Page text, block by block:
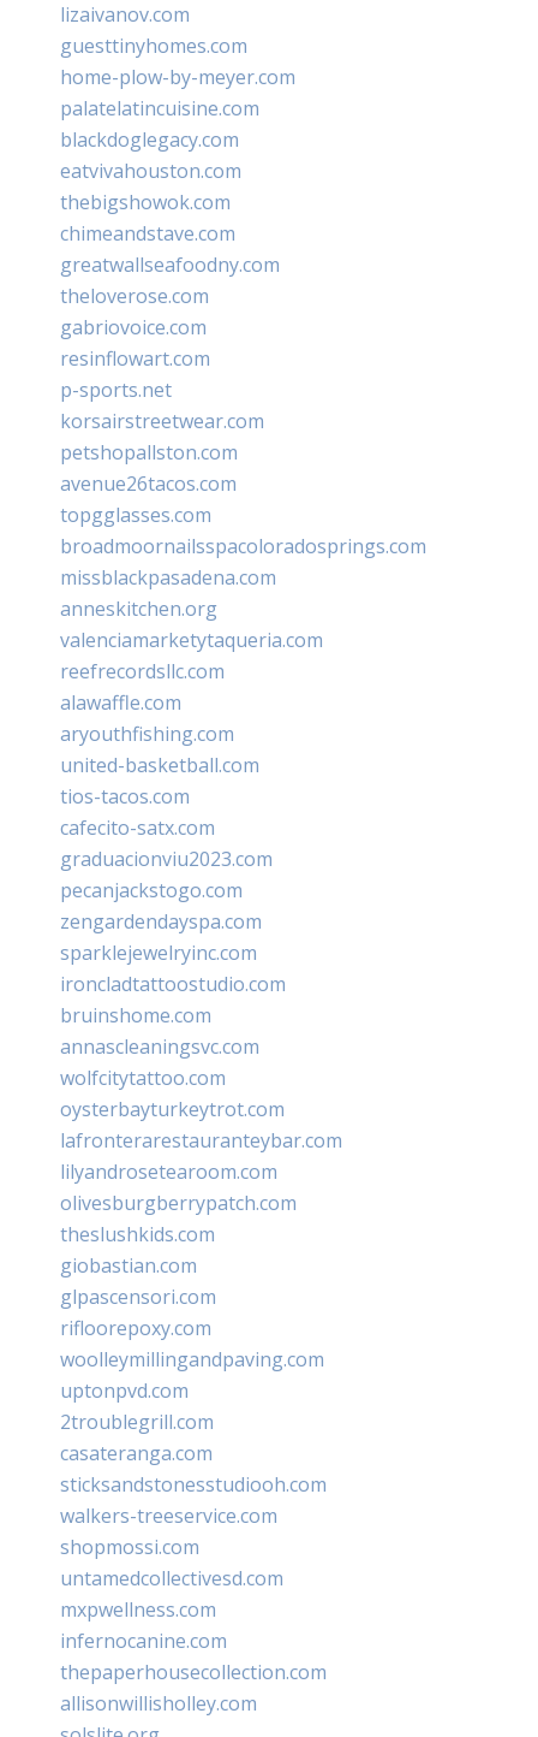
lizaivanov.com
guesttinyhomes.com
home-plow-by-meyer.com
palatelatincuisine.com
blackdoglegacy.com
eatvivahouston.com
thebigshowok.com
chimeandstave.com
greatwallseafoodny.com
theloverose.com
gabriovoice.com
resinflowart.com
p-sports.net
korsairstreetwear.com
petshopallston.com
avenue26tacos.com
topgglasses.com
broadmoornailsspacoloradosprings.com
missblackpasadena.com
anneskitchen.org
valenciamarketytaqueria.com
reefrecordsllc.com
alawaffle.com
aryouthfishing.com
united-basketball.com
tios-tacos.com
cafecito-satx.com
graduacionviu2023.com
pecanjackstogo.com
zengardendayspa.com
sparklejewelryinc.com
ironcladtattoostudio.com
bruinshome.com
annascleaningsvc.com
wolfcitytattoo.com
oysterbayturkeytrot.com
lafronterarestauranteybar.com
lilyandrosetearoom.com
olivesburgberrypatch.com
theslushkids.com
giobastian.com
glpascensori.com
rifloorepoxy.com
woolleymillingandpaving.com
uptonpvd.com
2troublegrill.com
casateranga.com
sticksandstonesstudiooh.com
walkers-treeservice.com
shopmossi.com
untamedcollectivesd.com
mxpwellness.com
infernocanine.com
thepaperhousecollection.com
allisonwillisholley.com